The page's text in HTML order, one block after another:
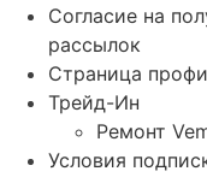
Согласие на
рассылок
Страница
Трейд-Ин
Ремонт
Условия